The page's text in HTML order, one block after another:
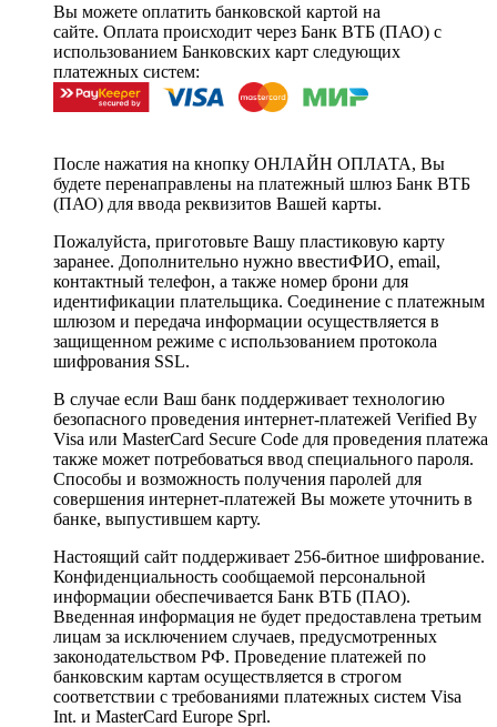
Вы можете оплатить банковской картой на
сайте. Оплата происходит через Банк ВТБ (ПАО) с
использованием Банковских карт следующих
платежных систем:
После нажатия на кнопку ОНЛАЙН ОПЛАТА, Вы
будете перенаправлены на платежный шлюз Банк ВТБ
(ПАО) для ввода реквизитов Вашей карты.
Пожалуйста, приготовьте Вашу пластиковую карту
заранее. Дополнительно нужно ввестиФИО, email,
контактный телефон, а также номер брони для
идентификации плательщика. Соединение с платежным
шлюзом и передача информации осуществляется в
защищенном режиме с использованием протокола
шифрования SSL.
В случае если Ваш банк поддерживает технологию
безопасного проведения интернет-платежей Verified By
Visa или MasterCard Secure Code для проведения платежа
также может потребоваться ввод специального пароля.
Способы и возможность получения паролей для
совершения интернет-платежей Вы можете уточнить в
банке, выпустившем карту.
Настоящий сайт поддерживает 256-битное шифрование.
Конфиденциальность сообщаемой персональной
информации обеспечивается Банк ВТБ (ПАО).
Введенная информация не будет предоставлена третьим
лицам за исключением случаев, предусмотренных
законодательством РФ. Проведение платежей по
банковским картам осуществляется в строгом
соответствии с требованиями платежных систем Visa
Int. и MasterCard Europe Sprl.